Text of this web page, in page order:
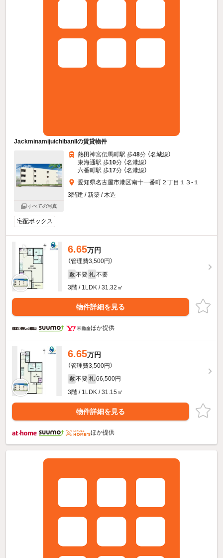
JackminamijuichibanIIの賃貸物件
すべての写真
熱田神宮伝馬町駅 歩48分 （名城線）
東海通駅 歩10分 （名港線）
六番町駅 歩17分 （名港線）
愛知県名古屋市港区南十一番町２丁目１３-１
3階建 / 新築 / 木造
宅配ボックス
6.65万円
（管理費3,500円）
敷 不要 礼 不要
3階 / 1LDK / 31.32㎡
物件詳細を見る
ほか提供
6.65万円
（管理費3,500円）
敷 不要 礼 66,500円
3階 / 1LDK / 31.15㎡
物件詳細を見る
ほか提供